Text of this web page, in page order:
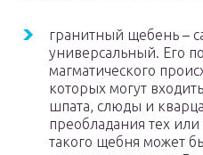
гранитный щебень –
универсальный. Его
магматического
которых могут
шпата, слюды и
преобладания тех
такого щебня может